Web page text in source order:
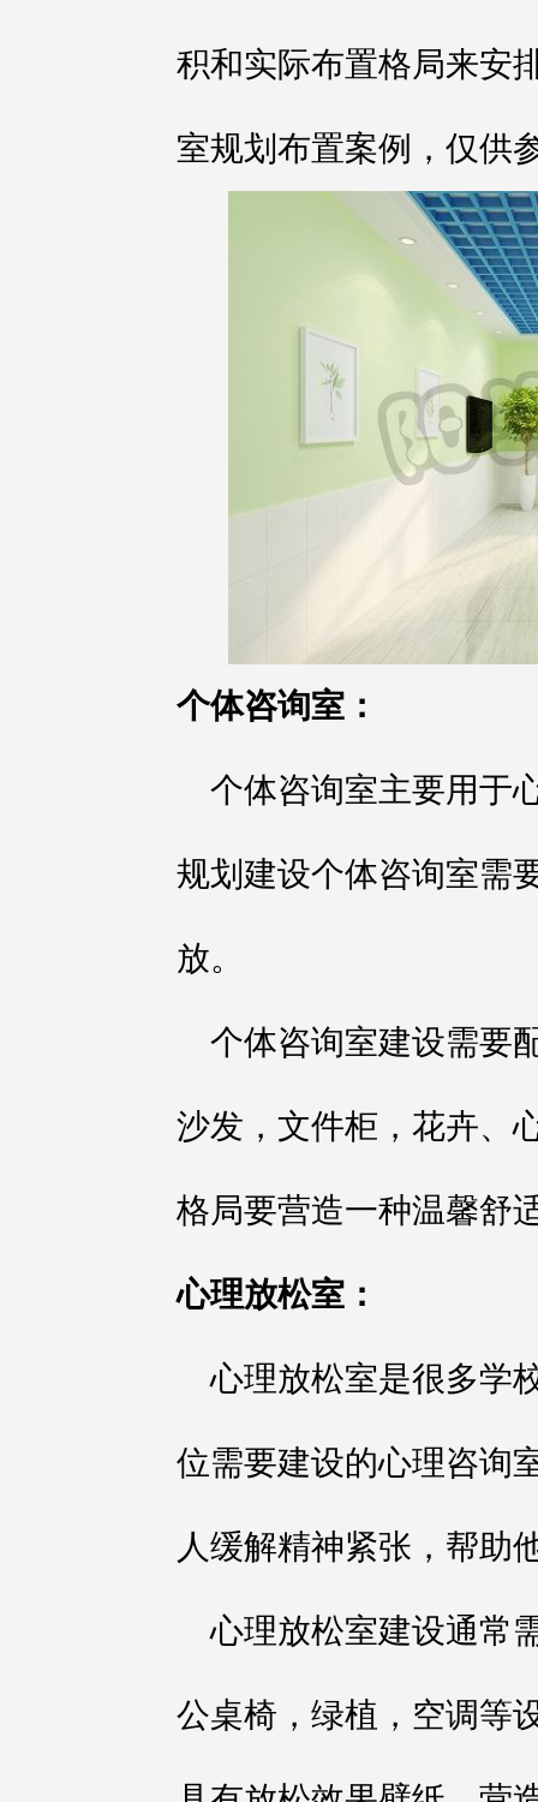
积和实际布置格局来安
室规划布置案例，仅供
个体咨询室：
个体咨询室主要用于
规划建设个体咨询室需
放。
个体咨询室建设需要
沙发，文件柜，花卉、
格局要营造一种温馨舒
心理放松室：
心理放松室是很多学
位需要建设的心理咨询
人缓解精神紧张，帮助
心理放松室建设通常
公桌椅，绿植，空调等